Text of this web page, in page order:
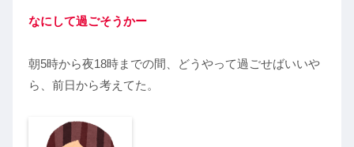
なにして過ごそうかー
朝5時から夜18時までの間、どうやって過ごせばいいや
ら、前日から考えてた。